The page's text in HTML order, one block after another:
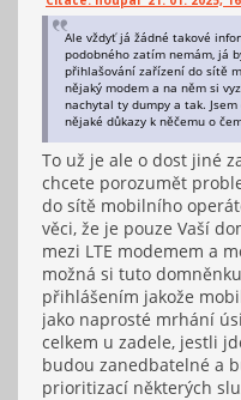
Ale vždyť já žádné takové
podobného zatím nemám, já
přihlašování zařízení do sítě
nějaký modem a na něm si
nachytal ty dumpy a tak.
nějaké důkazy k něčemu o
To už je ale o dost jiné
chcete porozumět
do sítě mobilního
věci, že je pouze Vaší
mezi LTE modemem a
možná si tuto
přihlášením jakože
jako naprosté mrhání
celkem u zadele, jestli
budou zanedbatelné a
prioritizací některých